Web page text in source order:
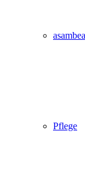
Pflege